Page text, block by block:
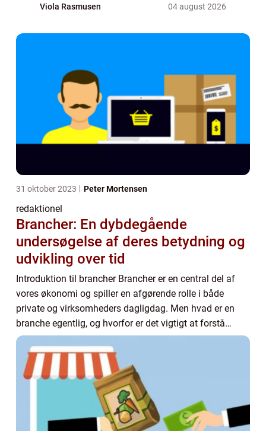
Viola Rasmusen 04 august 2026
31 oktober 2023 Peter Mortensen
redaktionel
Brancher: En dybdegående
undersøgelse af deres betydning og
udvikling over tid
Introduktion til brancher Brancher er en central del af
vores økonomi og spiller en afgørende rolle i både
private og virksomheders dagligdag. Men hvad er en
branche egentlig, og hvorfor er det vigtigt at forstå
dem? I denne artikel vil vi udforske d...